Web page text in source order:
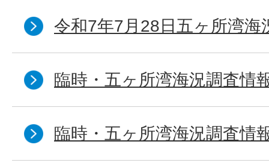
令和7年7月28日五ヶ所湾海
臨時・五ヶ所湾海況調査情
臨時・五ヶ所湾海況調査情